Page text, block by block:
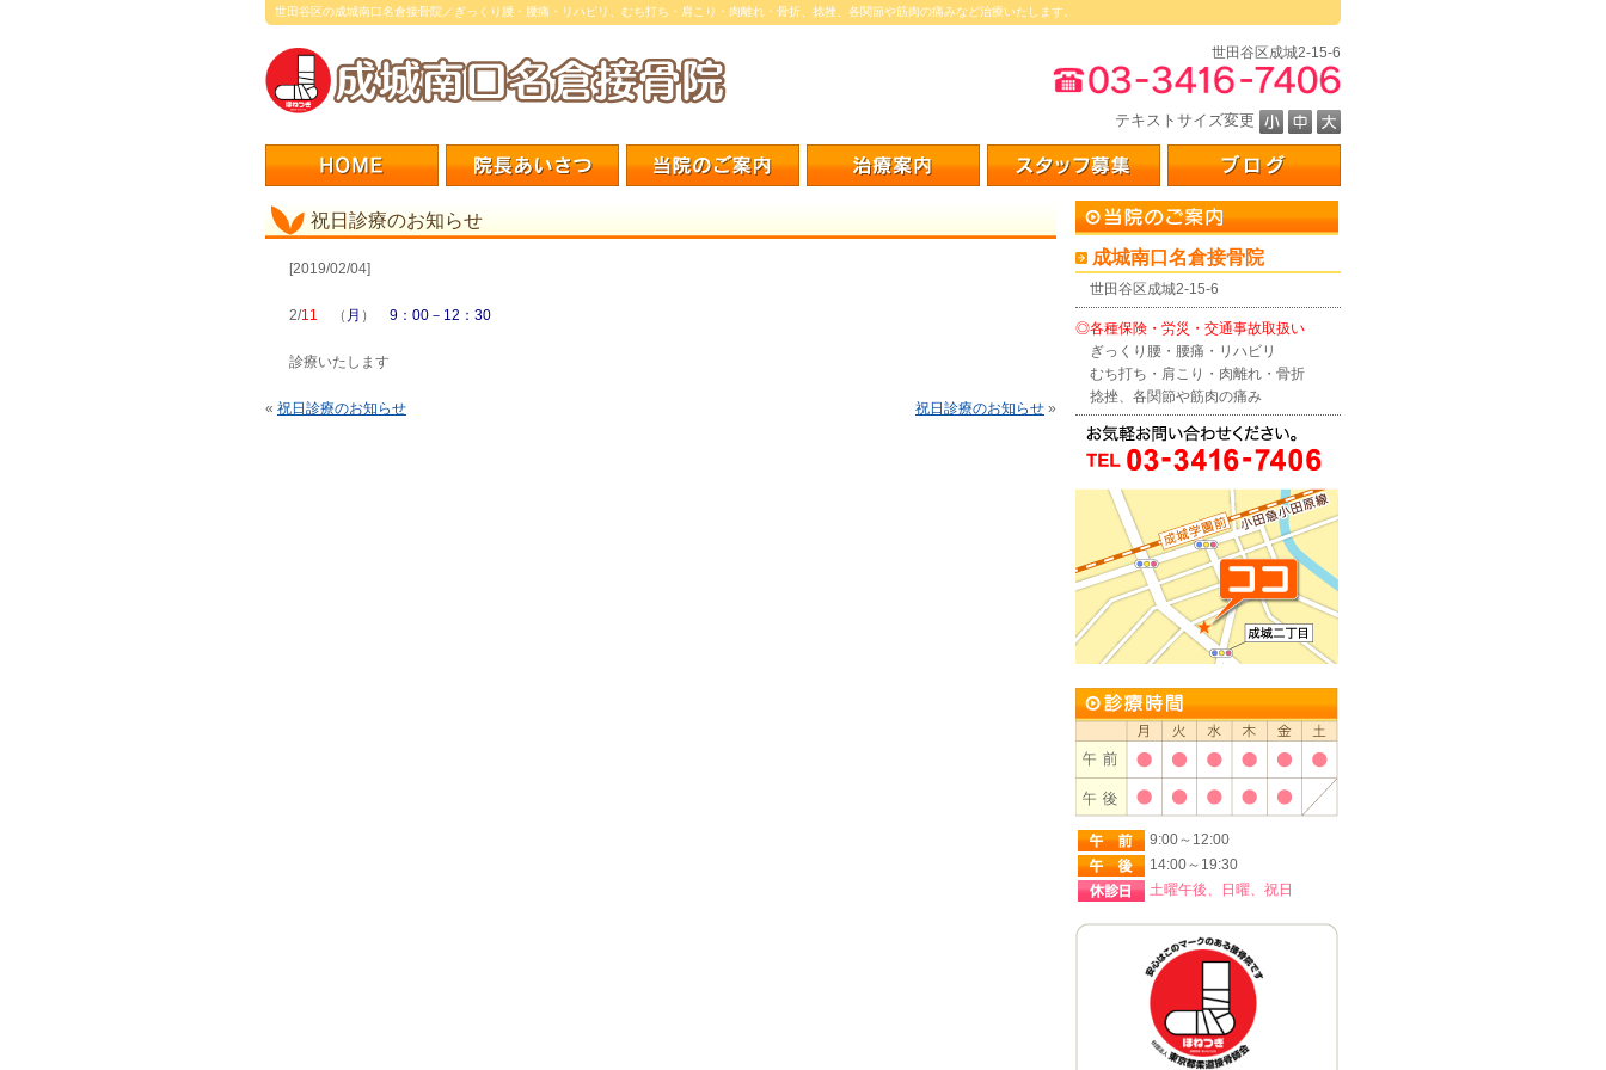
世田谷区の成城南口名倉接骨院／ぎっくり腰・腰痛・リハビリ、むち打ち・肩こり・肉離れ・骨折、捻挫、各関節や筋肉の痛みなど治療いたします。
世田谷区成城2-15-6
テキストサイズ変更
祝日診療のお知らせ
[2019/02/04]
2/11 （ 月 ） 9：00－12：30
診療いたします
« 祝日診療のお知らせ 祝日診療のお知らせ »
成城南口名倉接骨院
世田谷区成城2-15-6
◎各種保険・労災・交通事故取扱い
ぎっくり腰・腰痛・リハビリ
むち打ち・肩こり・肉離れ・骨折
捻挫、各関節や筋肉の痛み
9:00～12:00
14:00～19:30
土曜午後、日曜、祝日